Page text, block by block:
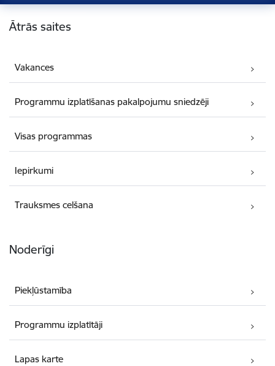
Kājene
Ātrās saites
Vakances
Programmu izplatīšanas pakalpojumu sniedzēji
Visas programmas
Iepirkumi
Trauksmes celšana
Noderīgi
Piekļūstamība
Programmu izplatītāji
Lapas karte